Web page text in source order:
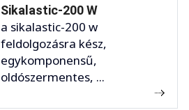
Sikalastic-200 W
a sikalastic-200 w
feldolgozásra kész,
egykomponensű,
oldószermentes, ...